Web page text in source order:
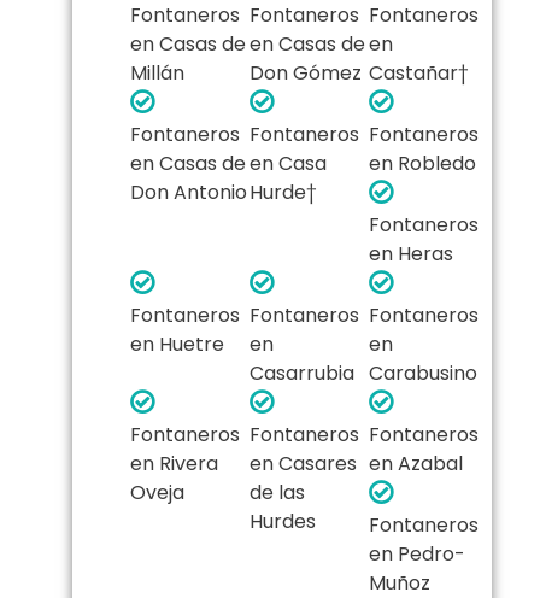
Fontaneros
en Casas de
Millán
Fontaneros
en Casas de
Don Gómez
Fontaneros
en
Castañar†
Fontaneros
en Casas de
Don Antonio
Fontaneros
en Casa
Hurde†
Fontaneros
en Robledo
Fontaneros
en Heras
Fontaneros
en Huetre
Fontaneros
en
Casarrubia
Fontaneros
en
Carabusino
Fontaneros
en Rivera
Oveja
Fontaneros
en Casares
de las
Hurdes
Fontaneros
en Azabal
Fontaneros
en Pedro-
Muñoz